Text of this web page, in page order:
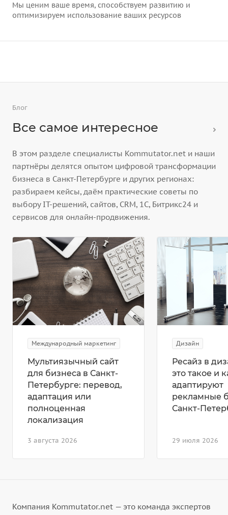
Мы ценим ваше время, способствуем развитию и
оптимизируем использование ваших ресурсов
Блог
Все самое интересное
В этом разделе специалисты Kommutator.net и наши
партнёры делятся опытом цифровой трансформации
бизнеса в Санкт-Петербурге и других регионах:
разбираем кейсы, даём практические советы по
выбору IT-решений, сайтов, CRM, 1С, Битрикс24 и
сервисов для онлайн-продвижения.
Международный маркетинг
3 августа 2026
Мультиязычный сайт
для бизнеса в Санкт-
Петербурге: перевод,
адаптация или
полноценная
локализация
Дизайн
29 июля 2026
Ресайз в
это такое и
адаптируют
рекламные
Санкт-
Компания Kommutator.net — это команда экспертов